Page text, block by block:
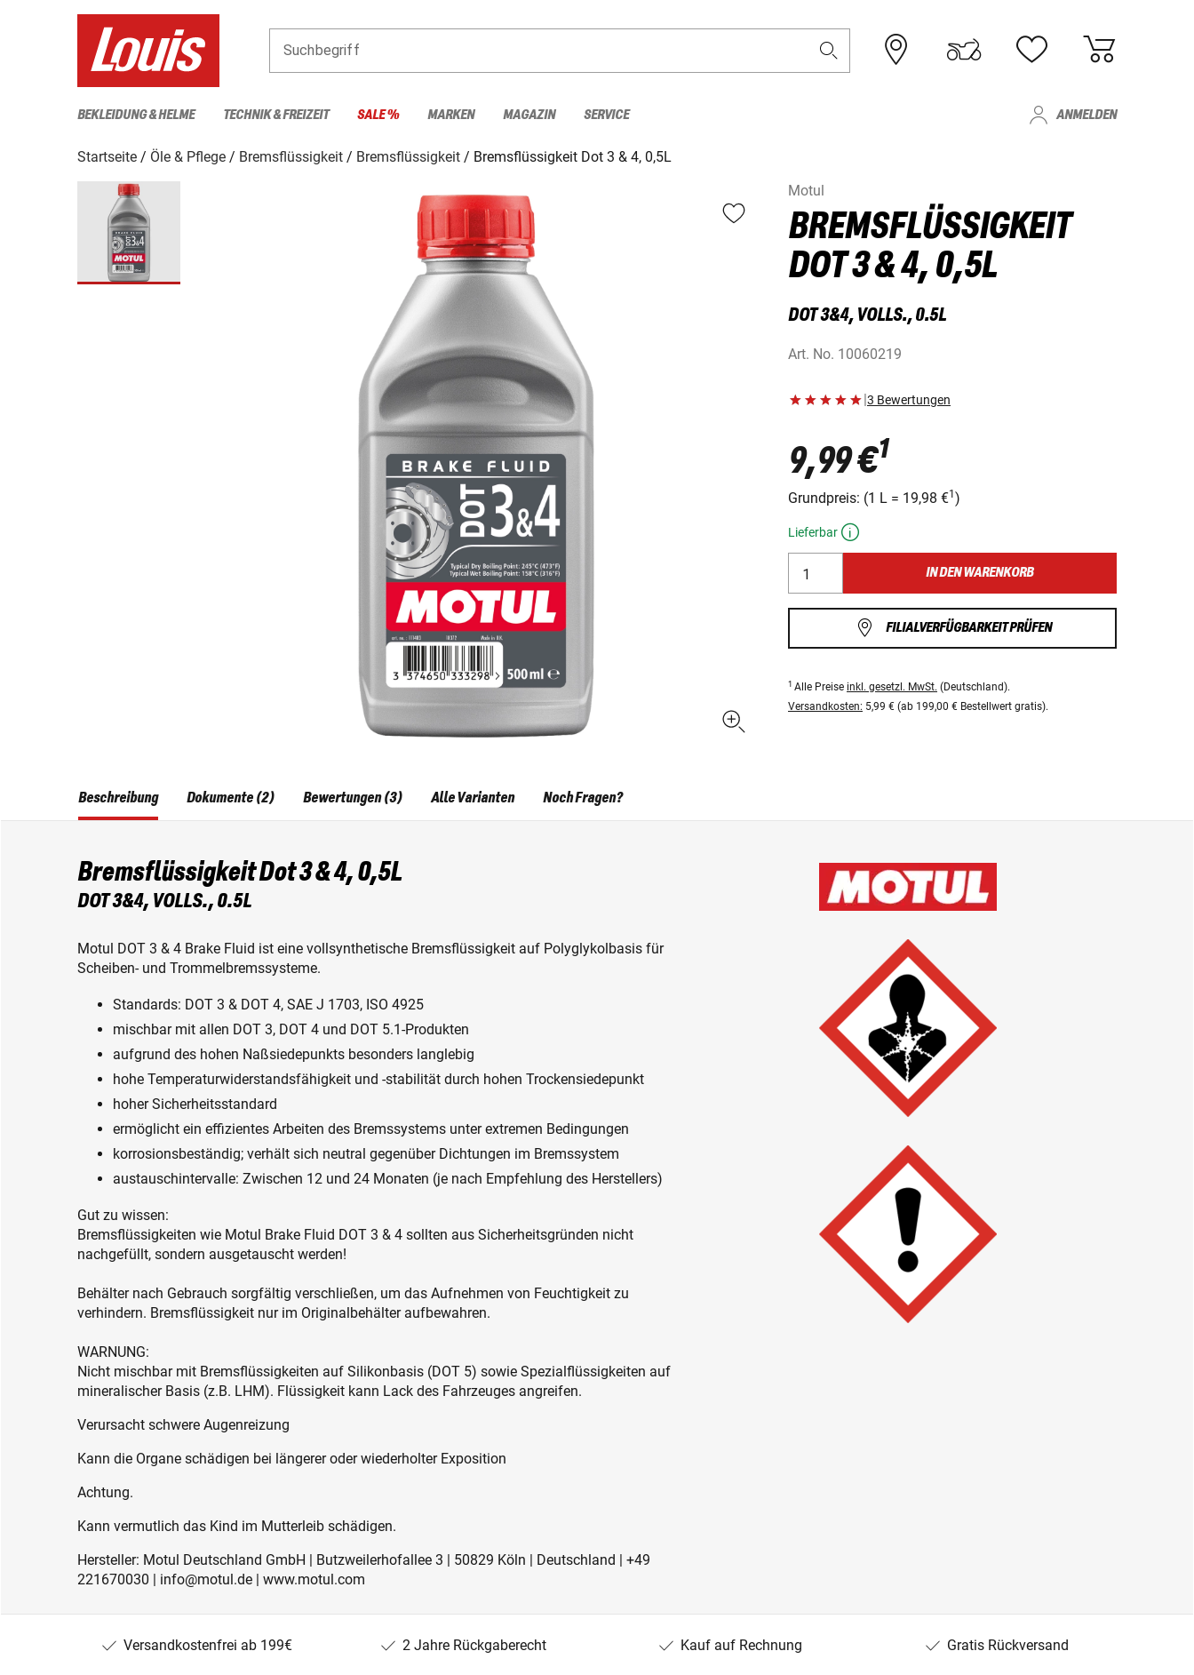
Suchbegriff
BEKLEIDUNG & HELME TECHNIK & FREIZEIT SALE % MARKEN MAGAZIN SERVICE ANMELDEN
Startseite Öle & Pflege Bremsflüssigkeit Bremsflüssigkeit
Bremsflüssigkeit Dot 3 & 4, 0,5L
Motul
BREMSFLÜSSIGKEIT
DOT 3 & 4, 0,5L
DOT 3&4, VOLLS., 0.5L
Art. No. 10060219
|3 Bewertungen
9,99 €1
Grundpreis: (1 L = 19,98 €1)
Lieferbar
IN DEN WARENKORB
FILIALVERFÜGBARKEIT PRÜFEN
1 Alle Preise inkl. gesetzl. MwSt. (Deutschland).
Versandkosten: 5,99 € (ab 199,00 € Bestellwert gratis).
Beschreibung
Bremsflüssigkeit Dot 3 & 4, 0,5L
DOT 3&4, VOLLS., 0.5L
Motul DOT 3 & 4 Brake Fluid ist eine vollsynthetische Bremsflüssigkeit auf Polyglykolbasis für
Scheiben- und Trommelbremssysteme.
Standards: DOT 3 & DOT 4, SAE J 1703, ISO 4925
mischbar mit allen DOT 3, DOT 4 und DOT 5.1-Produkten
aufgrund des hohen Naßsiedepunkts besonders langlebig
hohe Temperaturwiderstandsfähigkeit und -stabilität durch hohen Trockensiedepunkt
hoher Sicherheitsstandard
ermöglicht ein effizientes Arbeiten des Bremssystems unter extremen Bedingungen
korrosionsbeständig; verhält sich neutral gegenüber Dichtungen im Bremssystem
austauschintervalle: Zwischen 12 und 24 Monaten (je nach Empfehlung des Herstellers)
Gut zu wissen:
Bremsflüssigkeiten wie Motul Brake Fluid DOT 3 & 4 sollten aus Sicherheitsgründen nicht
nachgefüllt, sondern ausgetauscht werden!
Behälter nach Gebrauch sorgfältig verschließen, um das Aufnehmen von Feuchtigkeit zu
verhindern. Bremsflüssigkeit nur im Originalbehälter aufbewahren.
WARNUNG:
Nicht mischbar mit Bremsflüssigkeiten auf Silikonbasis (DOT 5) sowie Spezialflüssigkeiten auf
mineralischer Basis (z.B. LHM). Flüssigkeit kann Lack des Fahrzeuges angreifen.
Verursacht schwere Augenreizung
Kann die Organe schädigen bei längerer oder wiederholter Exposition
Achtung.
Kann vermutlich das Kind im Mutterleib schädigen.
Hersteller: Motul Deutschland GmbH | Butzweilerhofallee 3 | 50829 Köln | Deutschland | +49
221670030 | info@motul.de | www.motul.com
Dokumente (2) Bewertungen (3) Alle Varianten Noch Fragen?
Versandkostenfrei ab 199€ 2 Jahre Rückgaberecht Kauf auf Rechnung Gratis Rückversand